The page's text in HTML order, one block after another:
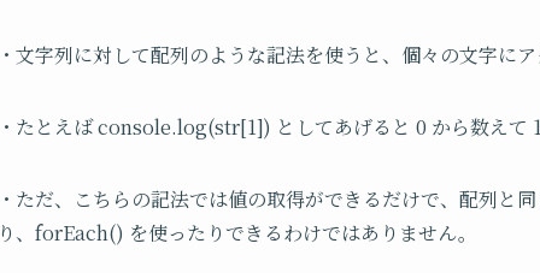
・文字列に対して配列のような記法を使うと、個々の文字に
・たとえば console.log(str[1]) としてあげると 0 から数えて
・ただ、こちらの記法では値の取得ができるだけで、配列と
り、 forEach() を使ったりできるわけではありません。